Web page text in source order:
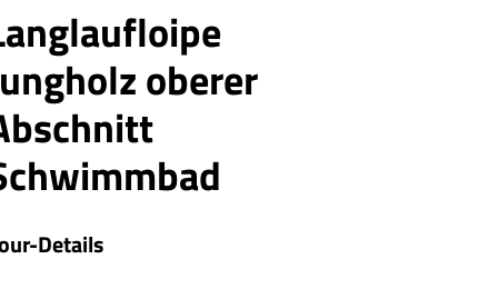
oberer
Details